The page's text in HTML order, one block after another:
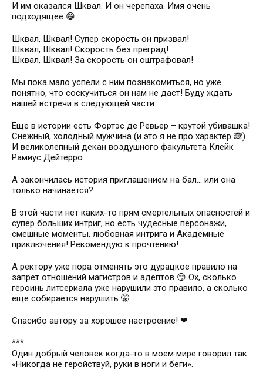
И им оказался Шквал. И он черепаха. Имя очень
подходящее 😁
Шквал, Шквал! Супер скорость он призвал!
Шквал, Шквал! Скорость без преград!
Шквал, Шквал! За скорость он оштрафовал!
Мы пока мало успели с ним познакомиться, но уже
понятно, что соскучиться он нам не даст! Буду ждать
нашей встречи в следующей части.
Еще в истории есть Фортэс де Ревьер – крутой убивашка!
Снежный, холодный мужчина (и это я не про характер 🙈).
И великолепный декан воздушного факультета Клейк
Рамиус Дейтерро.
А закончилась история приглашением на бал... или она
только начинается?
В этой части нет каких-то прям смертельных опасностей и
супер больших интриг, но есть чудесные персонажи,
смешные моменты, любовная интрига и Академные
приключения! Рекомендую к прочтению!
А ректору уже пора отменять это дурацкое правило на
запрет отношений магистров и адептов 😏 Ох, сколько
героинь литсериала уже нарушили это правило, а сколько
еще собирается нарушить 🤫
Спасибо автору за хорошее настроение! ❤
***
Один добрый человек когда-то в моем мире говорил так:
«Никогда не геройствуй, руки в ноги и беги».